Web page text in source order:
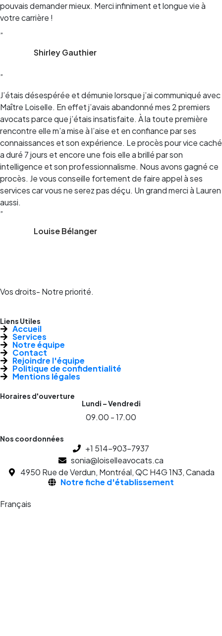
pouvais demander mieux. Merci infiniment et longue vie à
votre carrière !
”
Shirley Gauthier
”
J’étais désespérée et démunie lorsque j’ai communiqué avec
Maître Loiselle. En effet j’avais abandonné mes 2 premiers
avocats parce que j’étais insatisfaite. À la toute première
rencontre elle m’a mise à l’aise et en confiance par ses
connaissances et son expérience. Le procès pour vice caché
a duré 7 jours et encore une fois elle a brillé par son
intelligence et son professionnalisme. Nous avons gagné ce
procès. Je vous conseille fortement de faire appel à ses
services car vous ne serez pas déçu. Un grand merci à Lauren
aussi.
”
Louise Bélanger
Vos droits- Notre priorité.
Liens Utiles
Accueil
Services
Notre équipe
Contact
Rejoindre l'équipe
Politique de confidentialité
Mentions légales
Horaires d'ouverture
Lundi – Vendredi
09.00 - 17.00
Nos coordonnées
+1 514-903-7937
sonia@loiselleavocats.ca
4950 Rue de Verdun, Montréal, QC H4G 1N3, Canada
Notre fiche d'établissement
Français